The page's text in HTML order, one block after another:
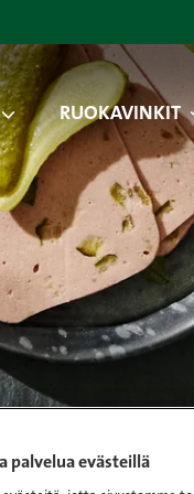
RUOKAVINKIT
palvelua evästeillä